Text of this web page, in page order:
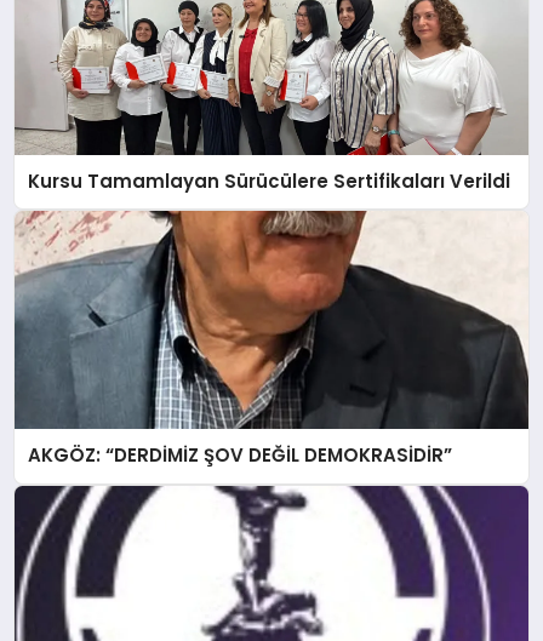
Kursu Tamamlayan Sürücülere Sertifikaları Verildi
AKGÖZ: “DERDİMİZ ŞOV DEĞİL DEMOKRASİDİR”